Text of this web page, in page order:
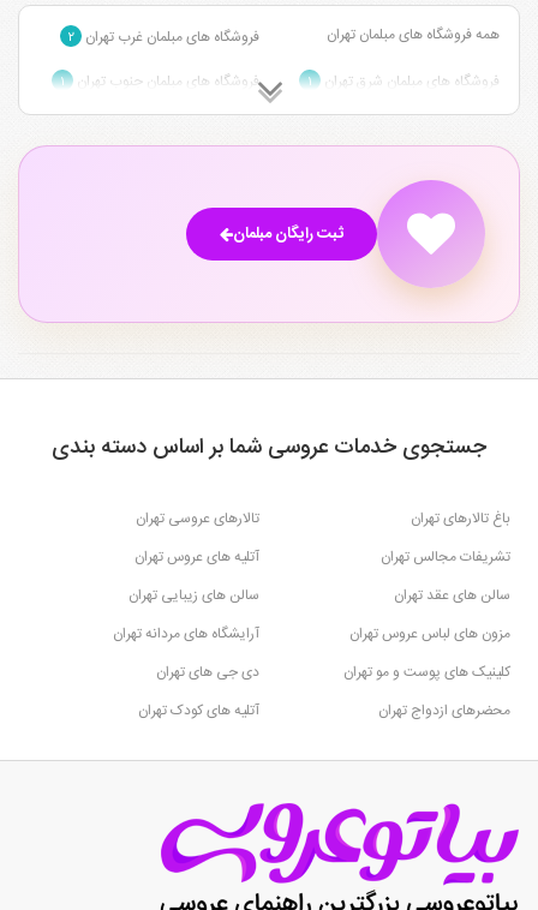
همه فروشگاه های مبلمان تهران فروشگاه های مبلمان غرب تهران ۲
فروشگاه های مبلمان شرق تهران ۱ فروشگاه های مبلمان جنوب تهران ۱
ثبت رایگان مبلمان
جستجوی خدمات عروسی شما بر اساس دسته بندی
باغ تالارهای تهران
تالارهای عروسی تهران
تشریفات مجالس تهران
آتلیه های عروس تهران
سالن های عقد تهران
سالن های زیبایی تهران
مزون های لباس عروس تهران
آرایشگاه های مردانه تهران
کلینیک های پوست و مو تهران
دی جی های تهران
محضرهای ازدواج تهران
آتلیه های کودک تهران